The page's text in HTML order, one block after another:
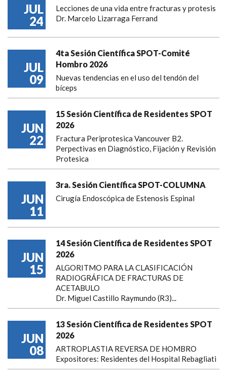
JUL
24
Lecciones de una vida entre fracturas y protesis
Dr. Marcelo Lizarraga Ferrand
JUL
09
4ta Sesión Científica SPOT-Comité
Hombro 2026
Nuevas tendencias en el uso del tendón del
bíceps
JUN
22
15 Sesión Científica de Residentes SPOT
2026
Fractura Periprotesica Vancouver B2.
Perpectivas en Diagnóstico, Fijación y Revisión
Protesica
JUN
11
3ra. Sesión Científica SPOT-COLUMNA
Cirugía Endoscópica de Estenosis Espinal
JUN
15
14 Sesión Científica de Residentes SPOT
2026
ALGORITMO PARA LA CLASIFICACIÓN
RADIOGRÁFICA DE FRACTURAS DE
ACETABULO
Dr. Miguel Castillo Raymundo (R3)...
JUN
08
13 Sesión Científica de Residentes SPOT
2026
ARTROPLASTIA REVERSA DE HOMBRO
Expositores: Residentes del Hospital Rebagliati